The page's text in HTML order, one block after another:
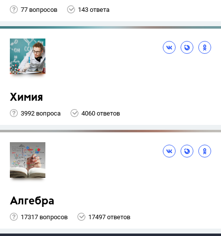
77 вопросов 143 ответа
Химия
3992 вопроса 4060 ответов
Алгебра
17317 вопросов 17497 ответов